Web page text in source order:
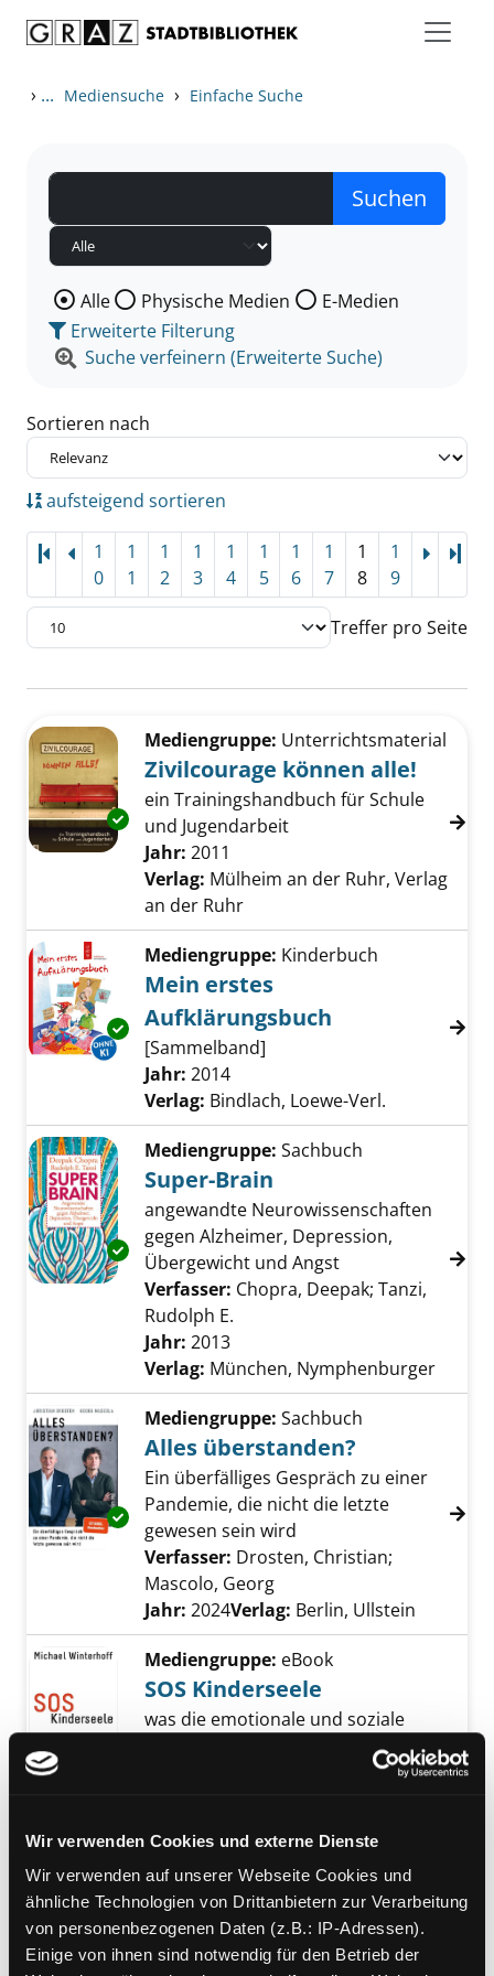
Wir verwenden Cookies und externe Dienste
Wir verwenden auf unserer Webseite Cookies und
ähnliche Technologien von Drittanbietern zur Verarbeitung
von personenbezogenen Daten (z.B.: IP-Adressen).
Einige von ihnen sind notwendig für den Betrieb der
› ... Mediensuche › Einfache Suche
Wählen Sie die Medienart nach der Sie suchen wollen.
Alle Physische Medien
E-Medien
Erweiterte Filterung
Suche verfeinern (Erweiterte Suche)
Sortieren nach
aufsteigend sortieren
1
0
1
1
1
2
1
3
1
4
1
5
1
6
1
7
1
8
1
9
Treffer pro Seite
Zu den Suchfiltern springen
Exemplar-Details von Zivilcourage können
Mediengruppe: Unterrichtsmaterial
Zivilcourage können alle!
ein Trainingshandbuch für Schule
und Jugendarbeit
Suche nach diesem Verfasser
Jahr: 2011
Verlag: Mülheim an der Ruhr, Verlag
an der Ruhr
Exemplar-Details von Mein erstes
Mediengruppe: Kinderbuch
Mein erstes
Aufklärungsbuch
[Sammelband]
Suche nach diesem Verfasser
Jahr: 2014
Verlag: Bindlach, Loewe-Verl.
Exemplar-Details von Super-Brain anzeigen
Mediengruppe: Sachbuch
Super-Brain
angewandte Neurowissenschaften
gegen Alzheimer, Depression,
Übergewicht und Angst
Verfasser: Chopra, Deepak; Tanzi,
Rudolph E.
Jahr: 2013
Verlag: München, Nymphenburger
Exemplar-Details von Alles überstanden?
Mediengruppe: Sachbuch
Alles überstanden?
Ein überfälliges Gespräch zu einer
Pandemie, die nicht die letzte
gewesen sein wird
Verfasser: Drosten, Christian;
Mascolo, Georg
Jahr: 2024Verlag: Berlin, Ullstein
Mediengruppe: eBook
SOS Kinderseele
was die emotionale und soziale
gefährdet - und was wir dagegen
Jahr:2013
Verlag:München, Bertelsmann
Vorbestellbar:JaNein
Voraussichtlich entliehen bis: